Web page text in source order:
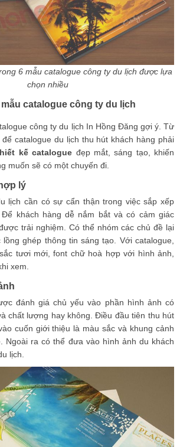
6 mẫu catalogue công ty du lịch được lựa
chọn nhiều
catalogue công ty du lịch
công ty du lịch In Hồng Đăng gợi ý. Từ
catalogue du lịch thu hút khách hàng phải
kế catalogue đẹp mắt, sáng tạo, khiến
muốn sẽ có một chuyến đi.
lý
lịch cần có sự cẩn thận trong việc sắp xếp
khách hàng dễ nắm bắt và có cảm giác
trải nghiệm. Có thể nhóm các chủ đề lại
ghép thông tin sáng tạo. Với catalogue,
tươi mới, font chữ hoà hợp với hình ảnh,
xem.
đánh giá chủ yếu vào phần hình ảnh có
chất lượng hay không. Điều đầu tiên thu hút
cuốn giới thiệu là màu sắc và khung cảnh
Ngoài ra có thể đưa vào hình ảnh du khách
lịch.